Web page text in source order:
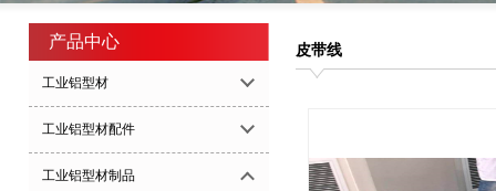
产品中心
工业铝型材
工业铝型材配件
工业铝型材制品
皮带线